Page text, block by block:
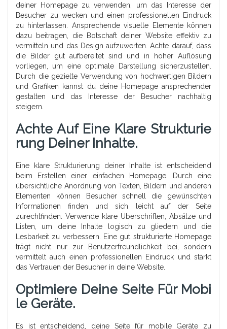
deiner Homepage zu verwenden, um das Interesse der
Besucher zu wecken und einen professionellen Eindruck
zu hinterlassen. Ansprechende visuelle Elemente können
dazu beitragen, die Botschaft deiner Website effektiv zu
vermitteln und das Design aufzuwerten. Achte darauf, dass
die Bilder gut aufbereitet sind und in hoher Auflösung
vorliegen, um eine optimale Darstellung sicherzustellen.
Durch die gezielte Verwendung von hochwertigen Bildern
und Grafiken kannst du deine Homepage ansprechender
gestalten und das Interesse der Besucher nachhaltig
steigern.
Achte Auf Eine Klare Strukturie
Rung Deiner Inhalte.
Eine klare Strukturierung deiner Inhalte ist entscheidend
beim Erstellen einer einfachen Homepage. Durch eine
übersichtliche Anordnung von Texten, Bildern und anderen
Elementen können Besucher schnell die gewünschten
Informationen finden und sich leicht auf der Seite
zurechtfinden. Verwende klare Überschriften, Absätze und
Listen, um deine Inhalte logisch zu gliedern und die
Lesbarkeit zu verbessern. Eine gut strukturierte Homepage
trägt nicht nur zur Benutzerfreundlichkeit bei, sondern
vermittelt auch einen professionellen Eindruck und stärkt
das Vertrauen der Besucher in deine Website.
Optimiere Deine Seite Für Mobi
Le Geräte.
Es ist entscheidend, deine Seite für mobile Geräte zu